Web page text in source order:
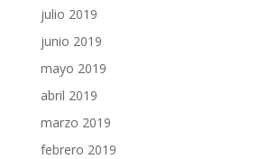
julio 2019
junio 2019
mayo 2019
abril 2019
marzo 2019
febrero 2019